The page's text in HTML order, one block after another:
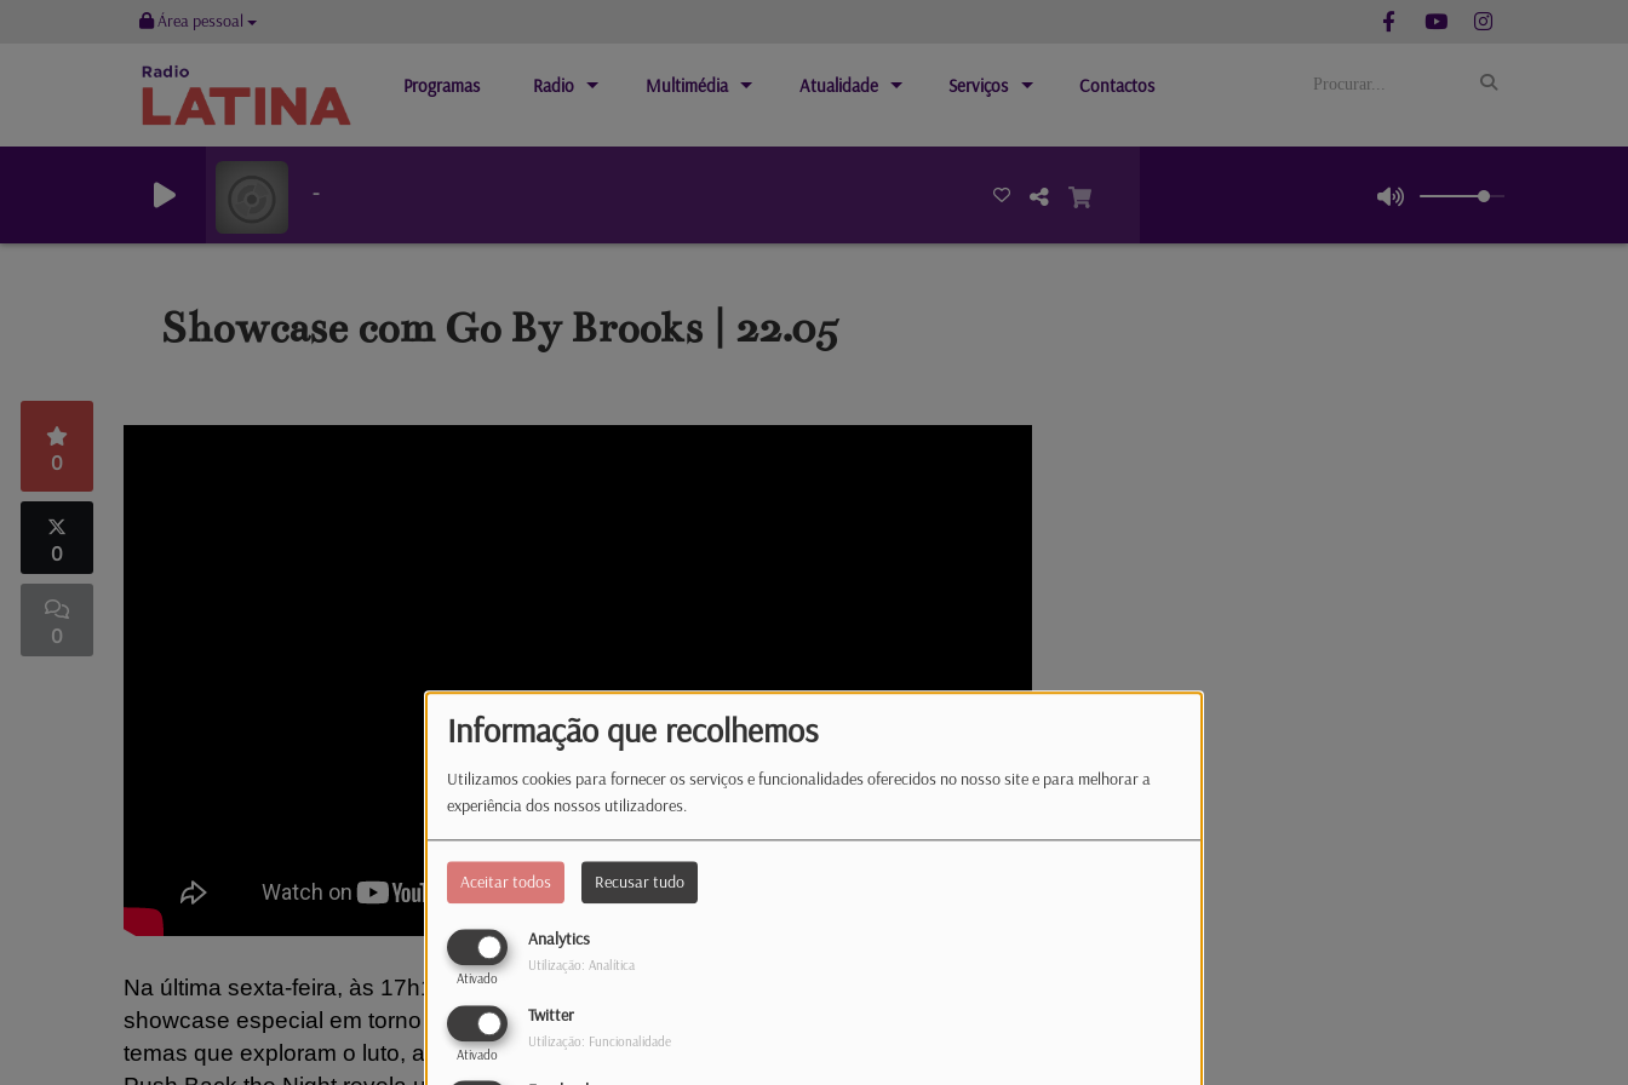
Informação que recolhemos
Utilizamos cookies para fornecer os serviços e funcionalidades oferecidos no nosso site e para melhorar a
experiência dos nossos utilizadores.
Aceitar todos Recusar tudo
Analytics
Ativado
Utilização: Analítica
Twitter
Ativado
Utilização: Funcionalidade
Área pessoal
Programas Radio Multimédia Atualidade Serviços Contactos
-
Showcase com Go By Brooks | 22.05
0
0
0
Na última sexta-feira, às 17h10, a Radio Latina recebeu os Go By Brooks para um
showcase especial em torno do seu mais recente álbum, Push Back the Night . Com
temas que exploram o luto, a nostalgia, a solidão, o amor e a perceção da mulher,